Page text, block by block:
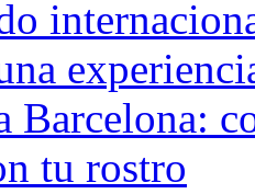
Barcelona:
tu rostro